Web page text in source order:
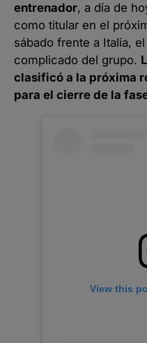
entrenador, a día de
como titular en el
sábado frente a Italia,
complicado del grupo.
clasificó a la próxima
para el cierre de la
View this